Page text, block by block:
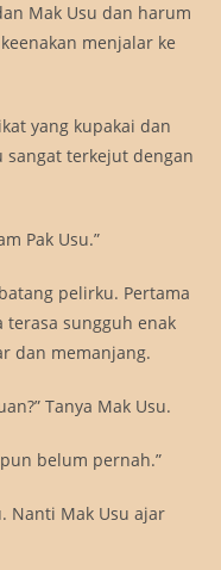
Mak Usu dan harum
menjalar ke
yang kupakai dan
sangat terkejut dengan
Pak Usu.”
pelirku. Pertama
sungguh enak
dan memanjang.
Tanya Mak Usu.
belum pernah.”
Nanti Mak Usu ajar